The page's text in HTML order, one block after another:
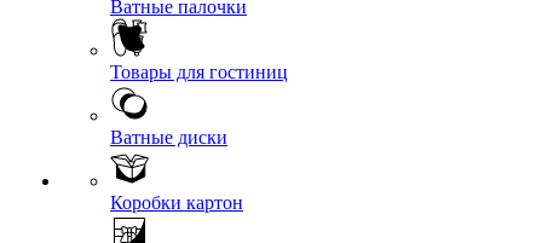
Ватные палочки
Товары для гостиниц
Ватные диски
Коробки картон